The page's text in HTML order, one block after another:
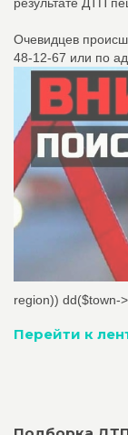
Очевидцев
48-12-67 или по
region)) dd($town-
Перейти к